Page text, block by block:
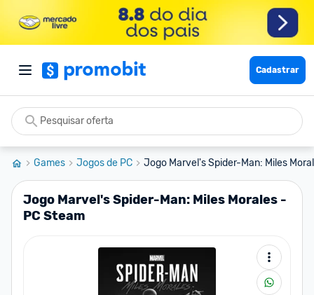
Cadastrar
Games Jogos de PC Jogo Marvel's Spider-Man: Miles
Jogo Marvel's Spider-Man: Miles Morales -
PC Steam